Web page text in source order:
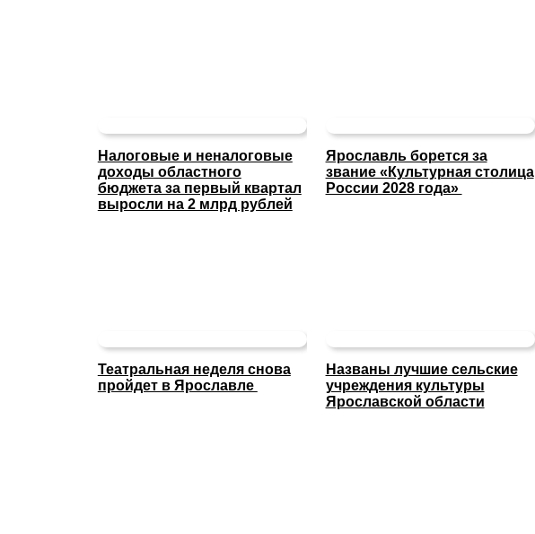
Налоговые и неналоговые
доходы областного
бюджета за первый квартал
выросли на 2 млрд рублей
Ярославль борется за
звание «Культурная столица
России 2028 года»
Театральная неделя снова
пройдет в Ярославле
Названы лучшие сельские
учреждения культуры
Ярославской области